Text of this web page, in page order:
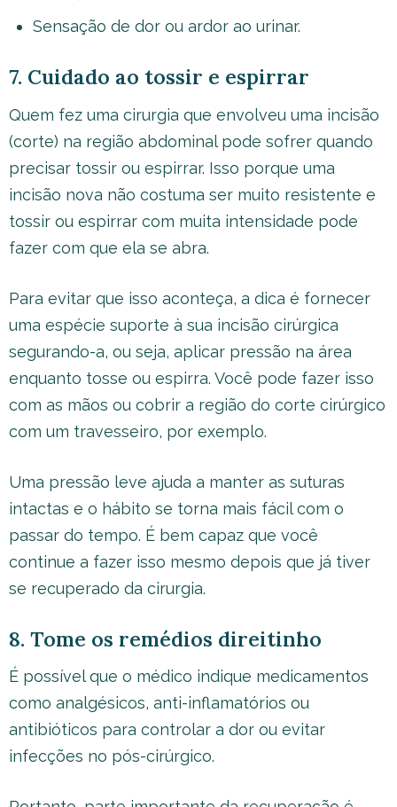
Sensação de dor ou ardor ao urinar.
7. Cuidado ao tossir e espirrar
Quem fez uma cirurgia que envolveu uma incisão
(corte) na região abdominal pode sofrer quando
precisar tossir ou espirrar. Isso porque uma
incisão nova não costuma ser muito resistente e
tossir ou espirrar com muita intensidade pode
fazer com que ela se abra.
Para evitar que isso aconteça, a dica é fornecer
uma espécie suporte à sua incisão cirúrgica
segurando-a, ou seja, aplicar pressão na área
enquanto tosse ou espirra. Você pode fazer isso
com as mãos ou cobrir a região do corte cirúrgico
com um travesseiro, por exemplo.
Uma pressão leve ajuda a manter as suturas
intactas e o hábito se torna mais fácil com o
passar do tempo. É bem capaz que você
continue a fazer isso mesmo depois que já tiver
se recuperado da cirurgia.
8. Tome os remédios direitinho
É possível que o médico indique medicamentos
como analgésicos, anti-inflamatórios ou
antibióticos para controlar a dor ou evitar
infecções no pós-cirúrgico.